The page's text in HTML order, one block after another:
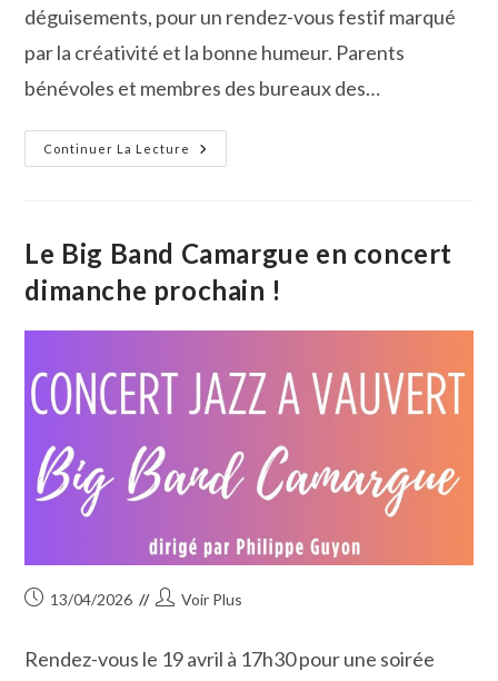
déguisements, pour un rendez-vous festif marqué
par la créativité et la bonne humeur. Parents
bénévoles et membres des bureaux des…
Continuer La Lecture
Carnaval
De
Réussite
Aux
De
La
Le Big Band Camargue en concert
dimanche prochain !
Publication
13/04/2026
Auteur/autrice
publication :
Voir Plus
Rendez-vous le 19 avril à 17h30 pour une soirée